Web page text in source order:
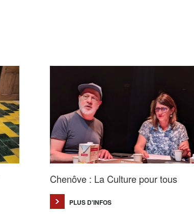
Chenôve : La Culture pour tous
PLUS D'INFOS